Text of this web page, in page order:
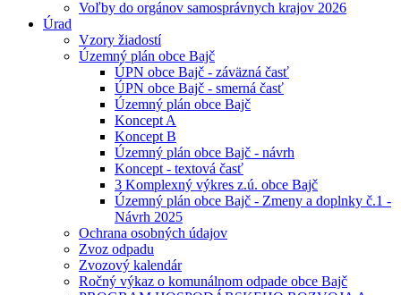
Voľby do orgánov samosprávnych krajov 2026
Úrad
Vzory žiadostí
Územný plán obce Bajč
ÚPN obce Bajč - záväzná časť
ÚPN obce Bajč - smerná časť
Územný plán obce Bajč
Koncept A
Koncept B
Územný plán obce Bajč - návrh
Koncept - textová časť
3 Komplexný výkres z.ú. obce Bajč
Územný plán obce Bajč - Zmeny a doplnky č.1 -
Návrh 2025
Ochrana osobných údajov
Zvoz odpadu
Zvozový kalendár
Ročný výkaz o komunálnom odpade obce Bajč